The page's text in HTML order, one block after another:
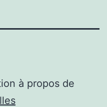
à propos de